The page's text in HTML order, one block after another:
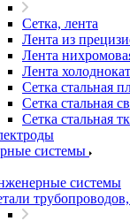
Сетка, лента
Лента из
Лента
Лента
Сетка стальная
Сетка стальная
Сетка стальная
системы
системы